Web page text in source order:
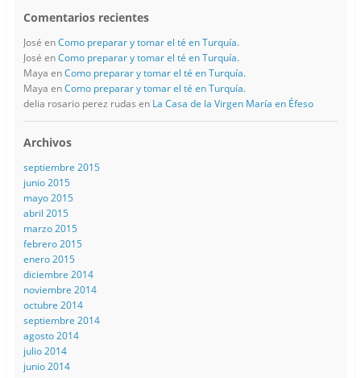
Comentarios recientes
José enComo preparar y tomar el té en Turquía.
José enComo preparar y tomar el té en Turquía.
Maya enComo preparar y tomar el té en Turquía.
Maya enComo preparar y tomar el té en Turquía.
delia rosario perez rudas en La Casa de la Virgen María en Éfeso
Archivos
septiembre 2015
junio 2015
mayo 2015
abril 2015
marzo 2015
febrero 2015
enero 2015
diciembre 2014
noviembre 2014
octubre 2014
septiembre 2014
agosto 2014
julio 2014
junio 2014